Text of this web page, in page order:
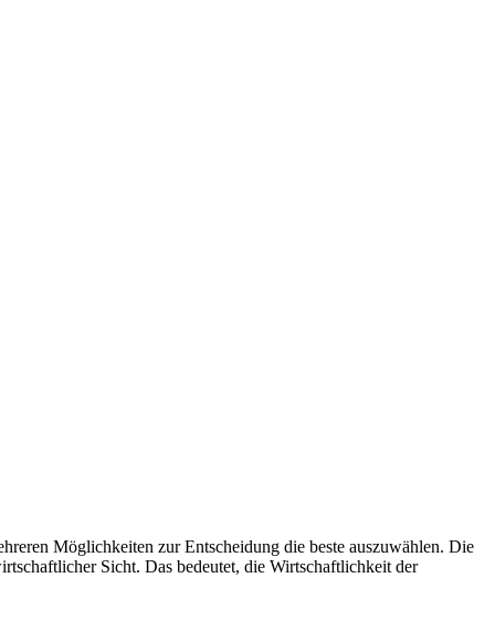
Möglichkeiten zur Entscheidung die beste auszuwählen. Die
Sicht. Das bedeutet, die Wirtschaftlichkeit der